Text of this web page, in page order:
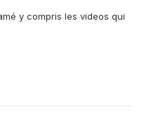
y compris les videos qui